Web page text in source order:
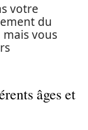
votre
du
vous
âges et